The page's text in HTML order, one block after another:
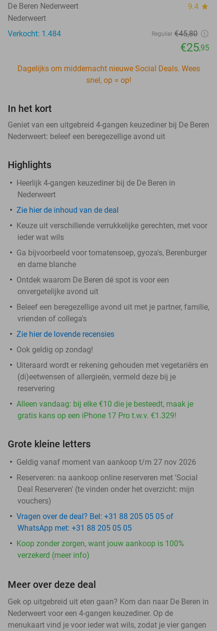
De Beren Nederweert 9.4 star
Nederweert
Verkocht: 1.484
Regulier €45,80
€25,95
Dagelijks om middernacht nieuwe Social Deals. Wees
snel, op = op!
In het kort
Geniet van een uitgebreid 4-gangen keuzediner bij De Beren
Nederweert: beleef een beregezellige avond uit
Highlights
Heerlijk 4-gangen keuzediner bij de De Beren in
Nederweert
Zie hier de inhoud van de deal
Keuze uit verschillende verrukkelijke gerechten, met voor
ieder wat wils
Ga bijvoorbeeld voor tomatensoep, gyoza's, Berenburger
en dame blanche
Ontdek waarom De Beren dé spot is voor een
onvergetelijke avond uit
Beleef een beregezellige avond uit met je partner, familie,
vrienden of collega's
Zie hier de lovende recensies
Ook geldig op zondag!
Uiteraard wordt er rekening gehouden met vegetariërs en
(di)eetwensen of allergieën, vermeld deze bij je
reservering
Alleen vandaag: bij elke €10 die je besteedt, maak je
gratis kans op een iPhone 17 Pro t.w.v. €1.329!
Grote kleine letters
Geldig vanaf moment van aankoop t/m 27 nov 2026
Reserveren: na aankoop online reserveren met 'Social
Deal Reserveren' (te vinden onder het overzicht: mijn
vouchers)
Vragen over de deal? Bel: +31 88 205 05 05 of
WhatsApp met: +31 88 205 05 05
Koop zonder zorgen, want jouw aankoop is 100%
verzekerd (meer info)
Meer over deze deal
Gek op uitgebreid uit eten gaan? Kom dan naar De Beren in
Nederweert voor een 4-gangen keuzediner. Op de
menukaart vind je voor ieder wat wils, zodat je vier gangen